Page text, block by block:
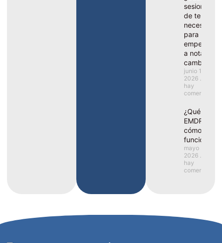
sesiones
de terapia
necesito
para
empezar
a notar
cambios?
junio 1,
2026
hay
comentarios
¿Qué es el
EMDR y
cómo
funciona?
mayo 25,
2026
hay
comentarios